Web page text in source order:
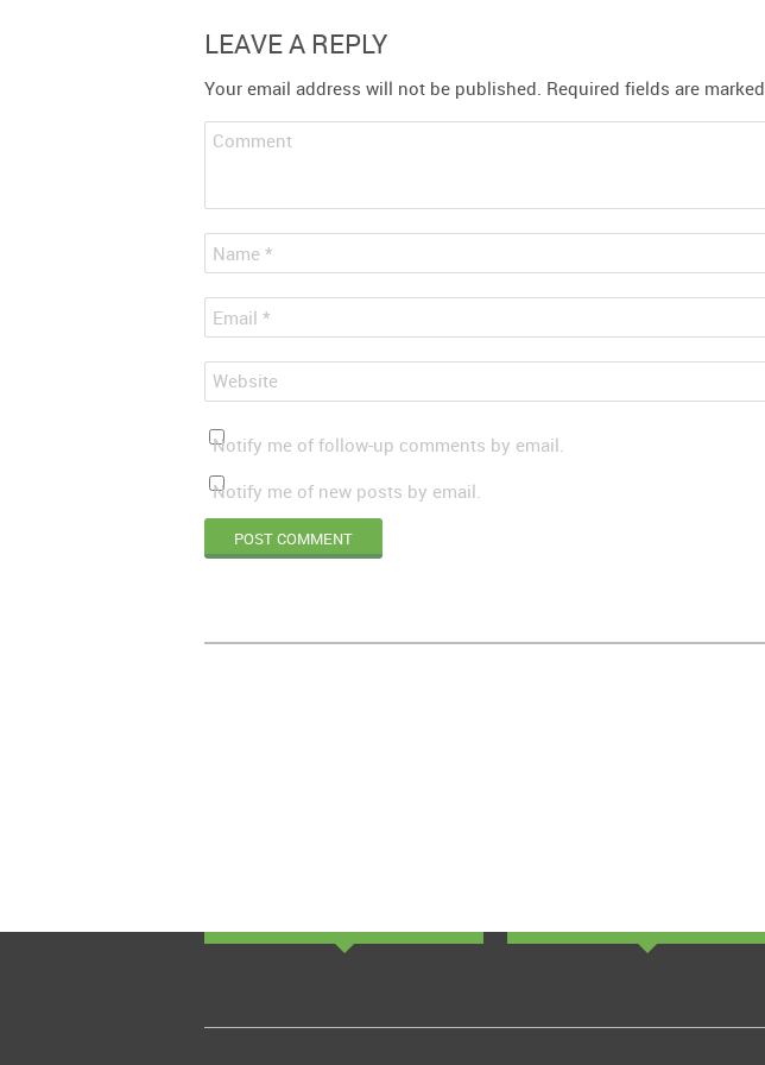
LEAVE A REPLY
Your email address will not be published. Required fields are marked
Comment
Name *
Email *
Website
Notify me of follow-up comments by email.
Notify me of new posts by email.